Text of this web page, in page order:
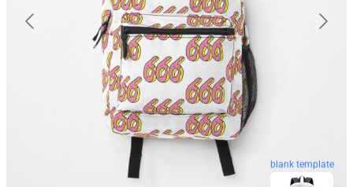
blank template